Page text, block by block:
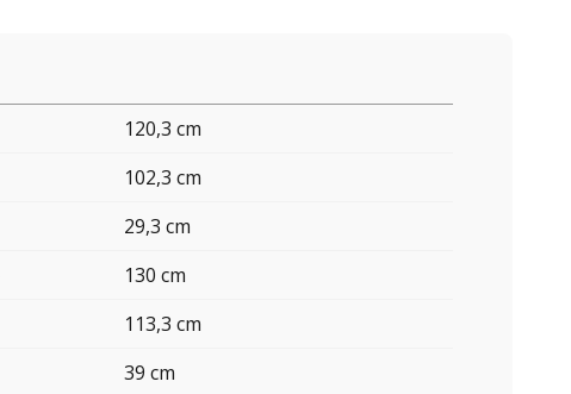
120,3 cm
102,3 cm
29,3 cm
130 cm
113,3 cm
39 cm